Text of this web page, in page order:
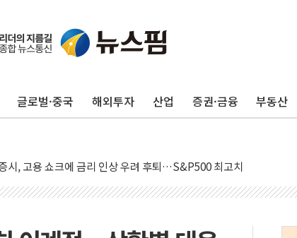
글로벌·중국 해외투자 산업 증권·금융 부동산
늘 제주·인천 경선 결과 발표...'김민석 재역전 vs 정청래 격차 확대'
, 쿡 연준 이사 해임 재추진…"26일까지 의혹 소명" 요구
시, 美 고용 예상 밖 부진에 연준 금리 인상 가능성 낮아지며 상승
이슬람 수니파 3국, '공동방위협정' 체결… 이스라엘·이란 위협에